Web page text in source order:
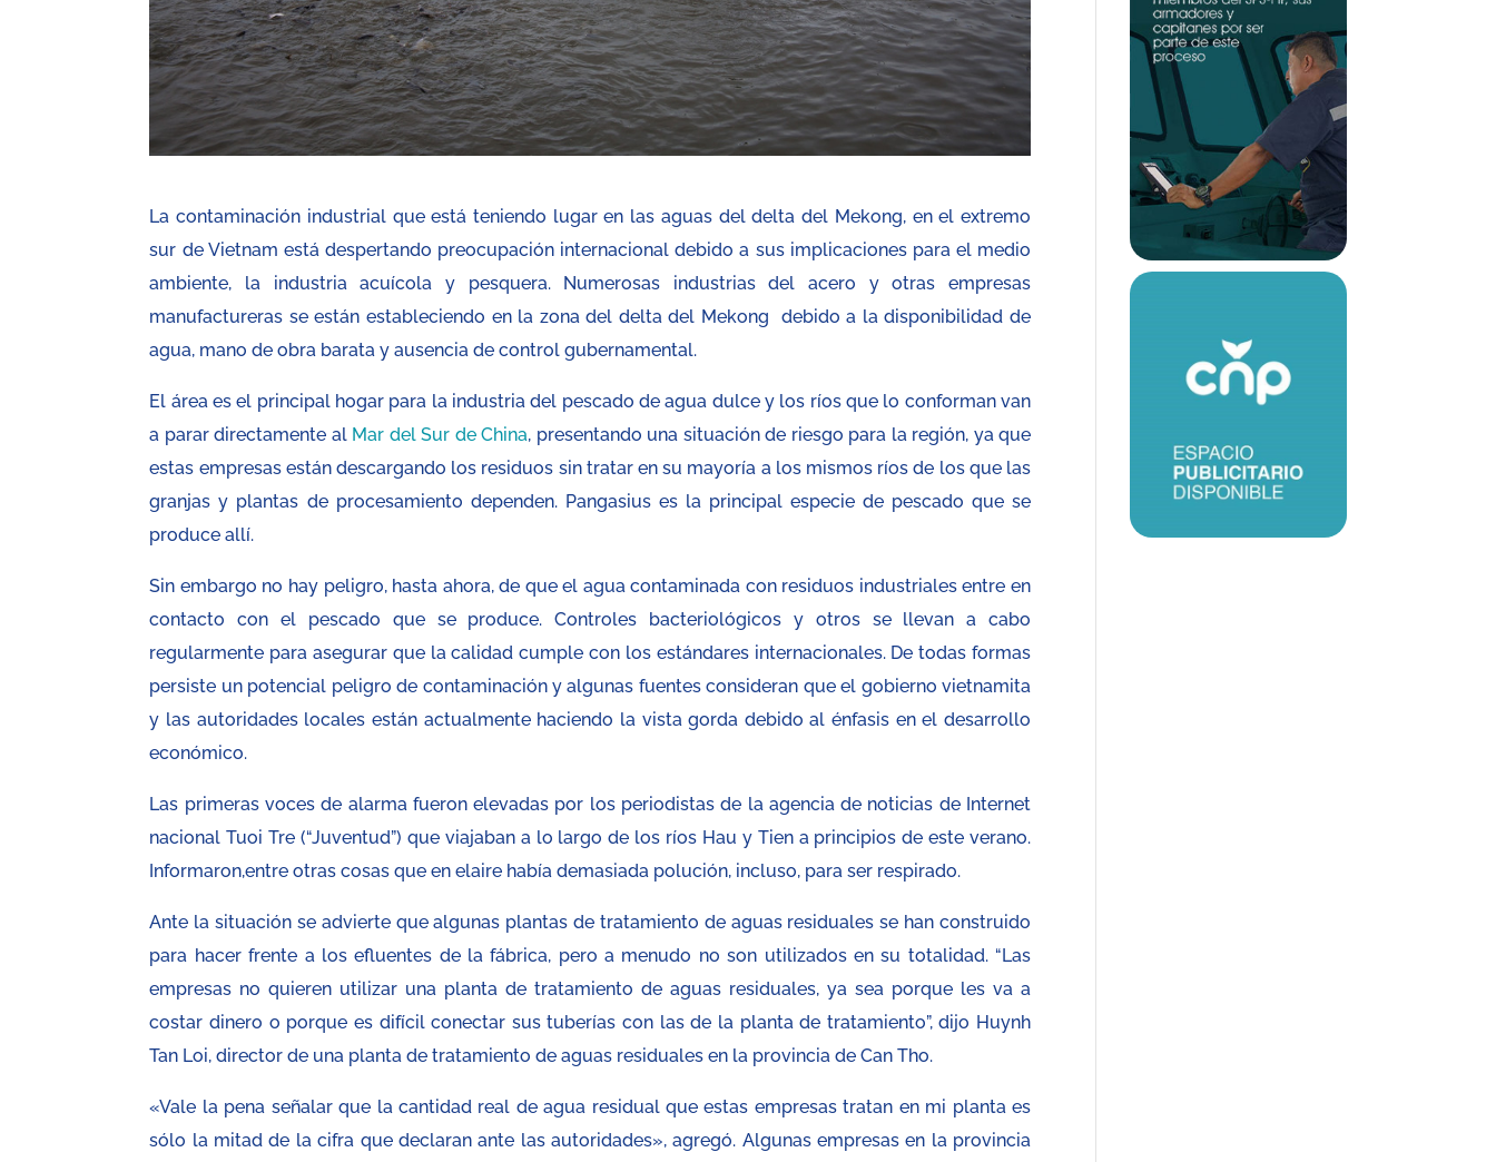
La contaminación industrial que está teniendo lugar en las aguas del delta del Mekong, en el extremo
sur de Vietnam está despertando preocupación internacional debido a sus implicaciones para el medio
ambiente, la industria acuícola y pesquera. Numerosas industrias del acero y otras empresas
manufactureras se están estableciendo en la zona del delta del Mekong debido a la disponibilidad de
agua, mano de obra barata y ausencia de control gubernamental.
El área es el principal hogar para la industria del pescado de agua dulce y los ríos que lo conforman van
a parar directamente al Mar del Sur de China, presentando una situación de riesgo para la región, ya que
estas empresas están descargando los residuos sin tratar en su mayoría a los mismos ríos de los que las
granjas y plantas de procesamiento dependen. Pangasius es la principal especie de pescado que se
produce allí.
Sin embargo no hay peligro, hasta ahora, de que el agua contaminada con residuos industriales entre en
contacto con el pescado que se produce. Controles bacteriológicos y otros se llevan a cabo
regularmente para asegurar que la calidad cumple con los estándares internacionales. De todas formas
persiste un potencial peligro de contaminación y algunas fuentes consideran que el gobierno vietnamita
y las autoridades locales están actualmente haciendo la vista gorda debido al énfasis en el desarrollo
económico.
Las primeras voces de alarma fueron elevadas por los periodistas de la agencia de noticias de Internet
nacional Tuoi Tre (“Juventud”) que viajaban a lo largo de los ríos Hau y Tien a principios de este verano.
Informaron,entre otras cosas que en elaire había demasiada polución, incluso, para ser respirado.
Ante la situación se advierte que algunas plantas de tratamiento de aguas residuales se han construido
para hacer frente a los efluentes de la fábrica, pero a menudo no son utilizados en su totalidad. “Las
empresas no quieren utilizar una planta de tratamiento de aguas residuales, ya sea porque les va a
costar dinero o porque es difícil conectar sus tuberías con las de la planta de tratamiento”, dijo Huynh
Tan Loi, director de una planta de tratamiento de aguas residuales en la provincia de Can Tho.
«Vale la pena señalar que la cantidad real de agua residual que estas empresas tratan en mi planta es
sólo la mitad de la cifra que declaran ante las autoridades», agregó. Algunas empresas en la provincia